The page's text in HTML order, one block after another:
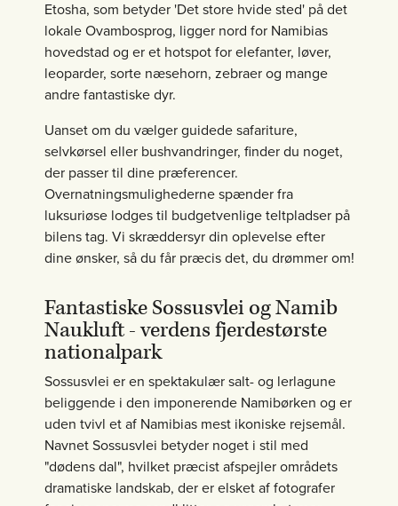
Etosha, som betyder 'Det store hvide sted' på det
lokale Ovambosprog, ligger nord for Namibias
hovedstad og er et hotspot for elefanter, løver,
leoparder, sorte næsehorn, zebraer og mange
andre fantastiske dyr.
Uanset om du vælger guidede safariture,
selvkørsel eller bushvandringer, finder du noget,
der passer til dine præferencer.
Overnatningsmulighederne spænder fra
luksuriøse lodges til budgetvenlige teltpladser på
bilens tag. Vi skræddersyr din oplevelse efter
dine ønsker, så du får præcis det, du drømmer om!
Fantastiske Sossusvlei og Namib
Naukluft - verdens fjerdestørste
nationalpark
Sossusvlei er en spektakulær salt- og lerlagune
beliggende i den imponerende Namibørken og er
uden tvivl et af Namibias mest ikoniske rejsemål.
Navnet Sossusvlei betyder noget i stil med
"dødens dal", hvilket præcist afspejler områdets
dramatiske landskab, der er elsket af fotografer